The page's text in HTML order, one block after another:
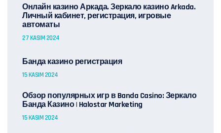
Онлайн казино Аркада. Зеркало казино Arkada.
Личный кабинет, регистрация, игровые
автоматы
27 KASIM 2024
Банда казино регистрация
15 KASIM 2024
Обзор популярных игр в Banda Casino: Зеркало
Банда Казино | Halostar Marketing
15 KASIM 2024